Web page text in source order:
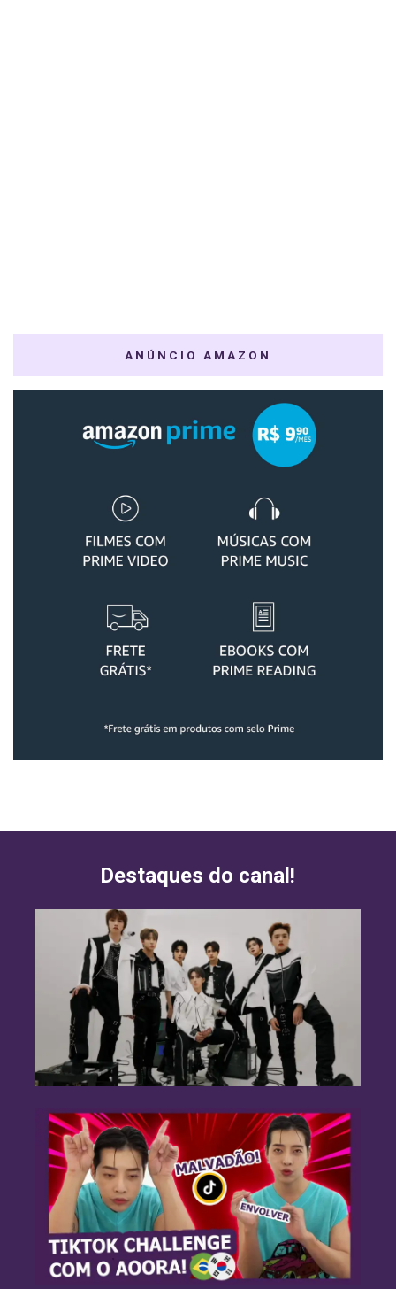
ANÚNCIO AMAZON
Destaques do canal!